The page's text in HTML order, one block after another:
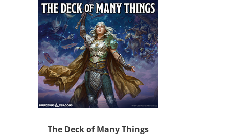
The Deck of Many Things